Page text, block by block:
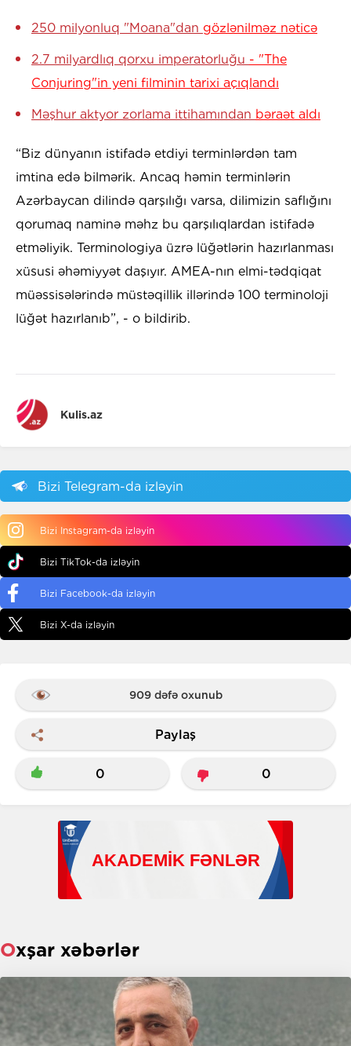
250 milyonluq "Moana"dan gözlənilməz nəticə
2.7 milyardlıq qorxu imperatorluğu - "The
Conjuring"in yeni filminin tarixi açıqlandı
Məşhur aktyor zorlama ittihamından bəraət aldı
“Biz dünyanın istifadə etdiyi terminlərdən tam
imtina edə bilmərik. Ancaq həmin terminlərin
Azərbaycan dilində qarşılığı varsa, dilimizin saflığını
qorumaq naminə məhz bu qarşılıqlardan istifadə
etməliyik. Terminologiya üzrə lüğətlərin hazırlanması
xüsusi əhəmiyyət daşıyır. AMEA-nın elmi-tədqiqat
müəssisələrində müstəqillik illərində 100 terminoloji
lüğət hazırlanıb”, - o bildirib.
Kulis.az
Bizi Telegram-da izləyin
Bizi Instagram-da izləyin
Bizi TikTok-da izləyin
Bizi Facebook-da izləyin
Bizi X-da izləyin
909 dəfə oxunub
Paylaş
0 0
Oxşar xəbərlər